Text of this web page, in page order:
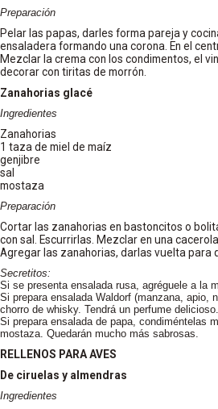
Preparación
Pelar las papas, darles forma pareja y
ensaladera formando una corona. En el
Mezclar la crema con los condimentos, el
decorar con tiritas de morrón.
Zanahorias glacé
Ingredientes
Zanahorias
1 taza de miel de maíz
genjibre
sal
mostaza
Preparación
Cortar las zanahorias en bastoncitos o
con sal. Escurrirlas. Mezclar en una
Agregar las zanahorias, darlas vuelta para
Secretitos:
Si se presenta ensalada rusa, agréguele a la
Si prepara ensalada Waldorf (manzana, apio,
chorro de whisky. Tendrá un perfume delicioso.
Si prepara ensalada de papa, condiméntelas
mostaza. Quedarán mucho más sabrosas.
RELLENOS PARA AVES
De ciruelas y almendras
Ingredientes